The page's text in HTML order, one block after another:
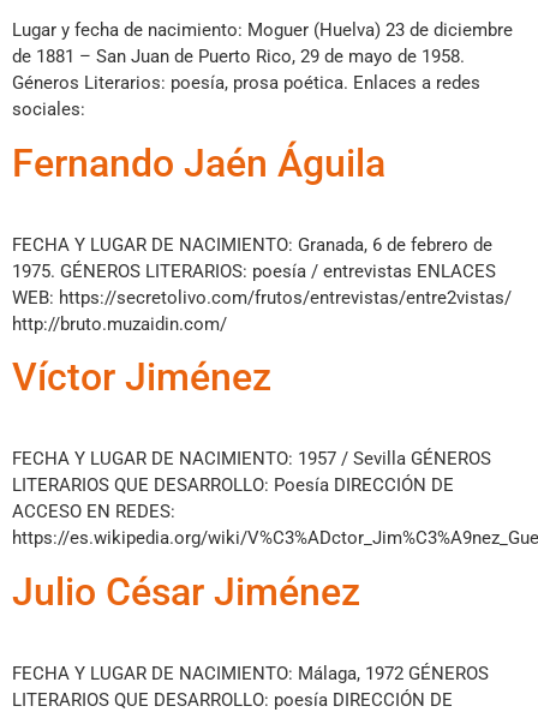
Lugar y fecha de nacimiento: Moguer (Huelva) 23 de diciembre
de 1881 – San Juan de Puerto Rico, 29 de mayo de 1958.
Géneros Literarios: poesía, prosa poética. Enlaces a redes
sociales:
Fernando Jaén Águila
FECHA Y LUGAR DE NACIMIENTO: Granada, 6 de febrero de
1975. GÉNEROS LITERARIOS: poesía / entrevistas ENLACES
WEB: https://secretolivo.com/frutos/entrevistas/entre2vistas/
http://bruto.muzaidin.com/
Víctor Jiménez
FECHA Y LUGAR DE NACIMIENTO: 1957 / Sevilla GÉNEROS
LITERARIOS QUE DESARROLLO: Poesía DIRECCIÓN DE
ACCESO EN REDES:
https://es.wikipedia.org/wiki/
Julio César Jiménez
FECHA Y LUGAR DE NACIMIENTO: Málaga, 1972 GÉNEROS
LITERARIOS QUE DESARROLLO: poesía DIRECCIÓN DE